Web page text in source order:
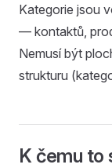
Kategorie jsou
— kontaktů,
Nemusí být
strukturu
K čemu to